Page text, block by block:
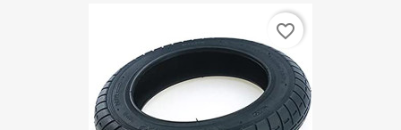
favorite_border